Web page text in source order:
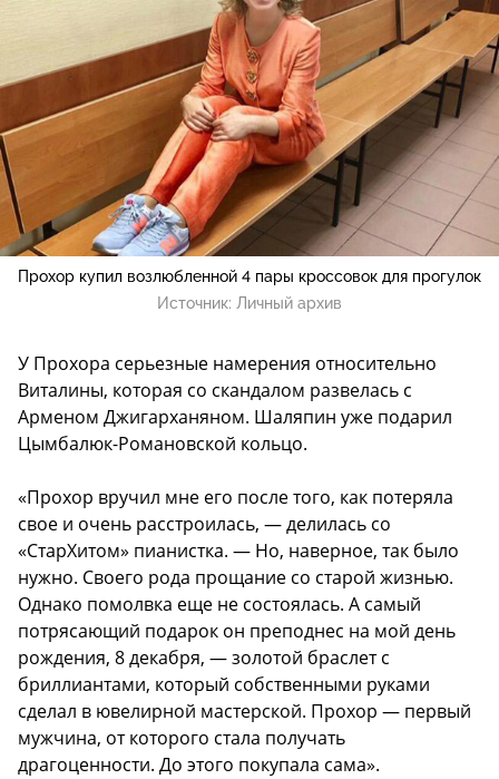
Прохор купил возлюбленной 4 пары кроссовок для прогулок
Источник: Личный архив
У Прохора серьезные намерения относительно
Виталины, которая со скандалом развелась с
Арменом Джигарханяном. Шаляпин уже подарил
Цымбалюк-Романовской кольцо.
«Прохор вручил мне его после того, как потеряла
свое и очень расстроилась, — делилась со
«СтарХитом» пианистка. — Но, наверное, так было
нужно. Своего рода прощание со старой жизнью.
Однако помолвка еще не состоялась. А самый
потрясающий подарок он преподнес на мой день
рождения, 8 декабря, — золотой браслет с
бриллиантами, который собственными руками
сделал в ювелирной мастерской. Прохор — первый
мужчина, от которого стала получать
драгоценности. До этого покупала сама».